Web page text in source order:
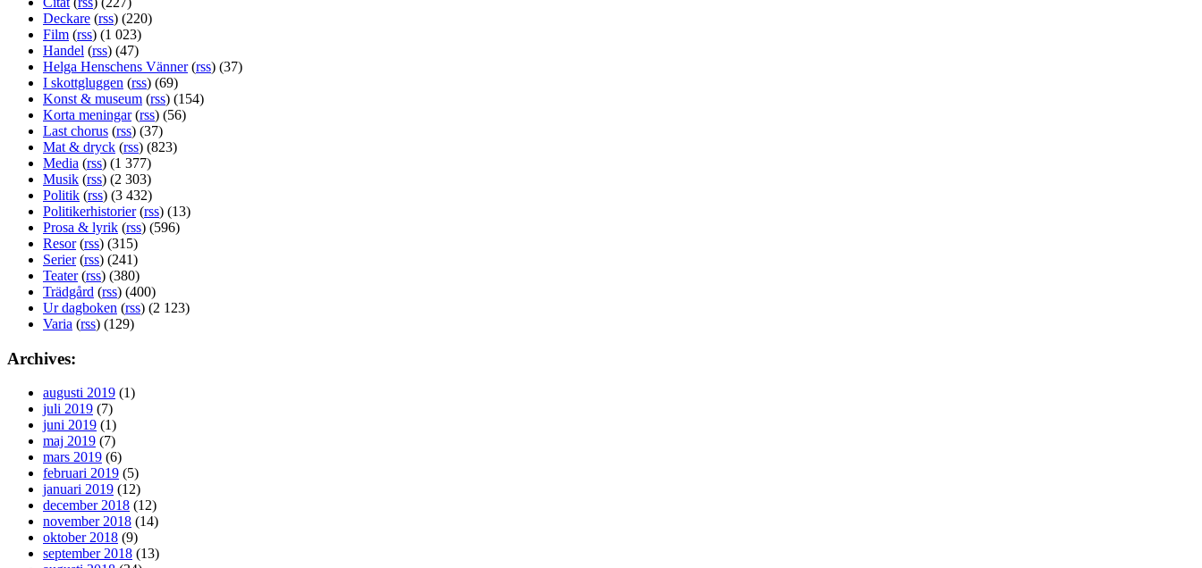
Deckare (rss) (220)
Film (rss) (1 023)
Handel (rss) (47)
Helga Henschens Vänner(rss) (37)
I skottgluggen (rss) (69)
Konst & museum (rss) (154)
Korta meningar(rss) (56)
Last chorus (rss) (37)
Mat & dryck (rss) (823)
Media (rss) (1 377)
Musik (rss) (2 303)
Politik (rss) (3 432)
Politikerhistorier(rss) (13)
Prosa & lyrik (rss) (596)
Resor(rss) (315)
Serier(rss) (241)
Teater(rss) (380)
Trädgård (rss) (400)
Ur dagboken (rss) (2 123)
Varia (rss) (129)
Archives:
augusti 2019 (1)
juli 2019 (7)
juni 2019 (1)
maj 2019 (7)
mars 2019 (6)
februari 2019 (5)
januari 2019 (12)
december 2018 (12)
november 2018 (14)
oktober 2018 (9)
september 2018 (13)